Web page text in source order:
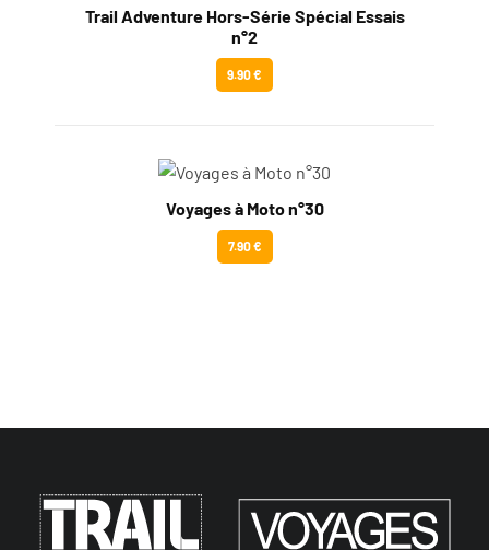
Trail Adventure Hors-Série Spécial Essais
n°2
9.90 €
Voyages à Moto n°30
7.90 €